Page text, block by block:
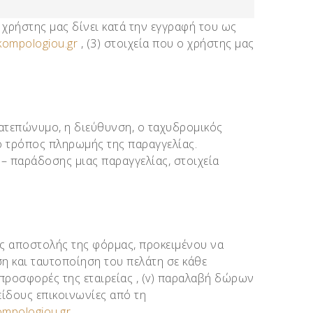
μας δίνει κατά την εγγραφή του ως
, (3) στοιχεία που ο χρήστης μας
η διεύθυνση, ο ταχυδρομικός
τρόπος πληρωμής της παραγγελίας.
μιας παραγγελίας, στοιχεία
αποστολής της φόρμας, προκειμένου να
και ταυτοποίηση του πελάτη σε κάθε
της εταιρείας , (v) παραλαβή δώρων
επικοινωνίες από τη